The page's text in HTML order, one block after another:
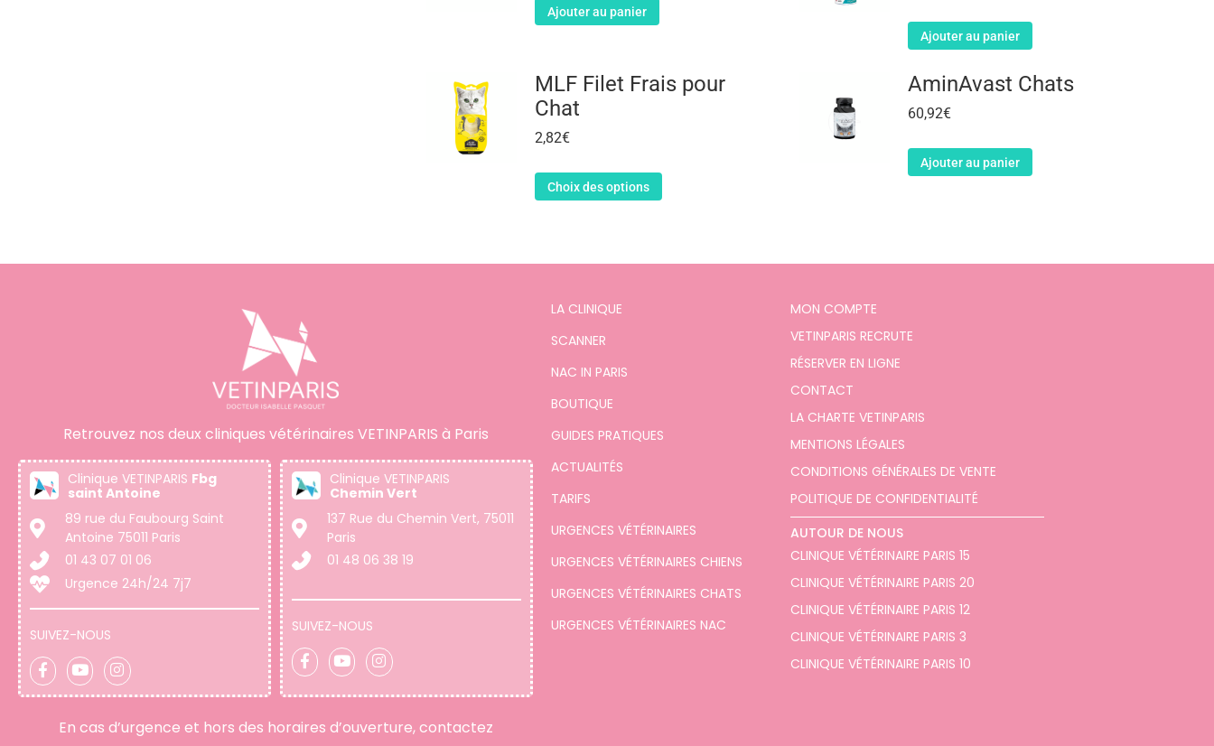
Ajouter au panier
Ajouter au panier
MLF Filet Frais pour
Chat
2,82€
Choix des options
AminAvast Chats
60,92€
Ajouter au panier
Retrouvez nos deux cliniques vétérinaires VETINPARIS à Paris
Clinique VETINPARIS Fbg
saint Antoine
89 rue du Faubourg Saint
Antoine 75011 Paris
01 43 07 01 06
Urgence 24h/24 7j7
SUIVEZ-NOUS
Clinique VETINPARIS
Chemin Vert
137 Rue du Chemin Vert, 75011
Paris
01 48 06 38 19
SUIVEZ-NOUS
En cas d’urgence et hors des horaires d’ouverture, contactez
LA CLINIQUE
SCANNER
NAC IN PARIS
BOUTIQUE
GUIDES PRATIQUES
ACTUALITÉS
TARIFS
URGENCES VÉTÉRINAIRES
URGENCES VÉTÉRINAIRES CHIENS
URGENCES VÉTÉRINAIRES CHATS
URGENCES VÉTÉRINAIRES NAC
MON COMPTE
VETINPARIS RECRUTE
RÉSERVER EN LIGNE
CONTACT
LA CHARTE VETINPARIS
MENTIONS LÉGALES
CONDITIONS GÉNÉRALES DE VENTE
POLITIQUE DE CONFIDENTIALITÉ
AUTOUR DE NOUS
CLINIQUE VÉTÉRINAIRE PARIS 15
CLINIQUE VÉTÉRINAIRE PARIS 20
CLINIQUE VÉTÉRINAIRE PARIS 12
CLINIQUE VÉTÉRINAIRE PARIS 3
CLINIQUE VÉTÉRINAIRE PARIS 10